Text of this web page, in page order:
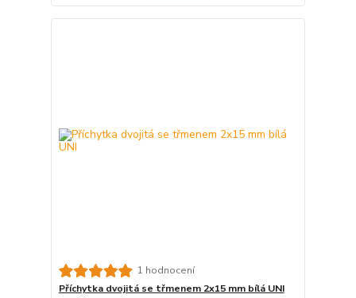
1 hodnocení
Příchytka dvojitá se třmenem 2x15 mm bílá UNI